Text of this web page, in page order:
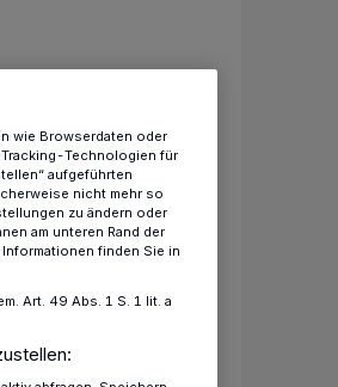
wie Browserdaten oder
Tracking-Technologien für
aufgeführten
nicht mehr so
zu ändern oder
am unteren Rand der
finden Sie in
Art. 49 Abs. 1 S. 1 lit. a